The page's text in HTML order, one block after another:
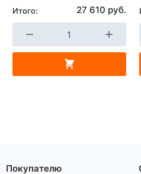
Итого: 27 610 руб.
Покупателю